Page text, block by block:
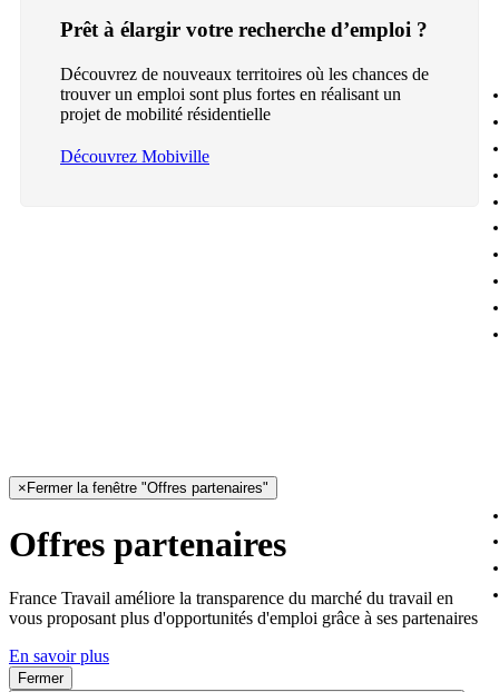
Prêt à élargir votre recherche d’emploi ?
Découvrez de nouveaux territoires où les chances de
trouver un emploi sont plus fortes en réalisant un
projet de mobilité résidentielle
Découvrez Mobiville
× Fermer la fenêtre "Offres partenaires"
Offres partenaires
France Travail améliore la transparence du marché du travail en
vous proposant plus d'opportunités d'emploi grâce à ses partenaires
En savoir plus
Fermer